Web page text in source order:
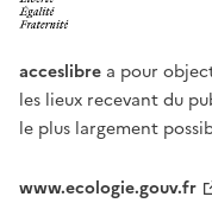
acceslibre a pour
les lieux recevant du
le plus largement
www.ecologie.gouv.fr